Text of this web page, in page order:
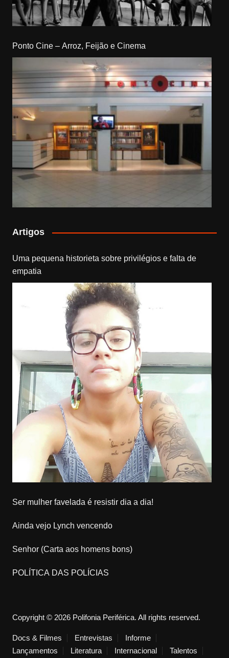
Ponto Cine – Arroz, Feijão e Cinema
Artigos
Uma pequena historieta sobre privilégios e falta de
empatia
Ser mulher favelada é resistir dia a dia!
Ainda vejo Lynch vencendo
Senhor (Carta aos homens bons)
POLÍTICA DAS POLÍCIAS
Copyright © 2026 Polifonia Periférica. All rights reserved.
Docs & Filmes Entrevistas
Informe
Lançamentos
Literatura Internacional Talentos